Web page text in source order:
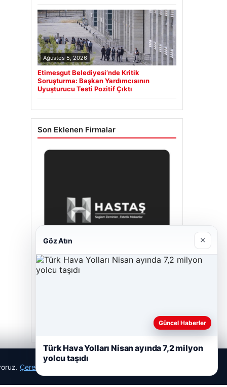
Ağustos 5, 2026
Etimesgut Belediyesi’nde Kritik
Soruşturma: Başkan Yardımcısının
Uyuşturucu Testi Pozitif Çıktı
Son Eklenen Firmalar
Çerez Politikamız
Göz Atın ×
Güncel Haberler
Türk Hava Yolları Nisan ayında 7,2 milyon
yolcu taşıdı